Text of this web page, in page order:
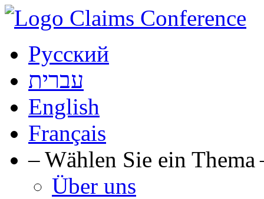
Русский
עברית
English
Français
– Wählen Sie ein Thema
Über uns